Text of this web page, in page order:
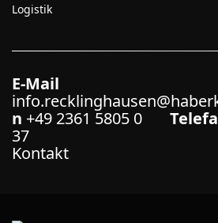
Logistik
E-Mail
n +49 2361 5805 0
37
Kontakt